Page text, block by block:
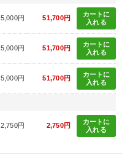
円 51,700円
カートに
入れる
円 51,700円
カートに
入れる
円 51,700円
カートに
入れる
2,750円 2,750円
カートに
入れる